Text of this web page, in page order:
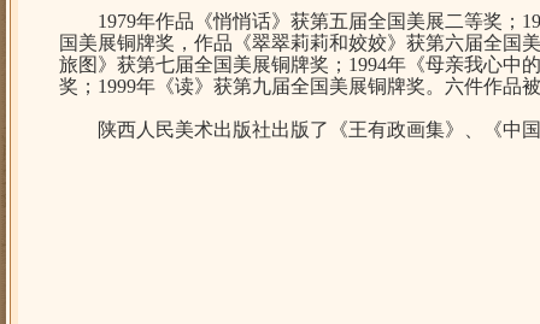
1979年作品《悄悄话》获第五届全国美展二等奖；
国美展铜牌奖，作品《翠翠莉莉和姣姣》获第六届全国
旅图》获第七届全国美展铜牌奖；1994年《母亲我心中
奖；1999年《读》获第九届全国美展铜牌奖。六件作品
陕西人民美术出版社出版了《王有政画集》、《中